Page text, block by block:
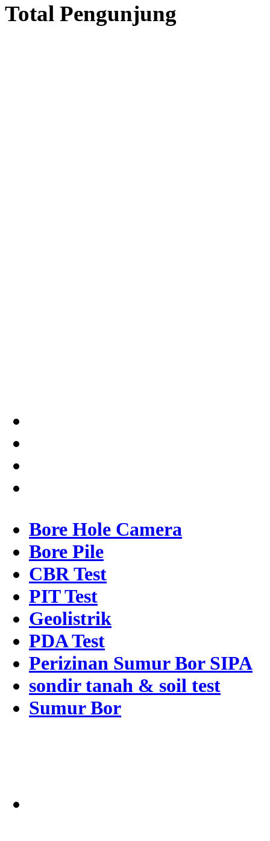
Total Pengunjung
Bore Hole Camera
Bore Pile
CBR Test
PIT Test
Geolistrik
PDA Test
Perizinan Sumur Bor SIPA
sondir tanah & soil test
Sumur Bor